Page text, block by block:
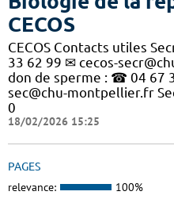
CECOS
CECOS Contacts utiles
33 62 99 ✉ cecos-
don de sperme : ☎ 04 67
sec@chu-montpellier.fr
0
18/02/2026 15:25
PAGES
relevance: 100%